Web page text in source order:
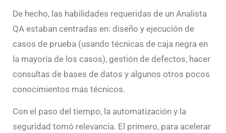
De hecho, las habilidades requeridas de un Analista
QA estaban centradas en: diseño y ejecución de
casos de prueba (usando técnicas de caja negra en
la mayoría de los casos), gestión de defectos, hacer
consultas de bases de datos y algunos otros pocos
conocimientos más técnicos.
Con el paso del tiempo, la automatización y la
seguridad tomó relevancia. El primero, para acelerar